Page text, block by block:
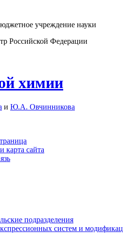
учреждение науки
Российской Федерации
химии
и Ю.А. Овчинникова
подразделения
систем и